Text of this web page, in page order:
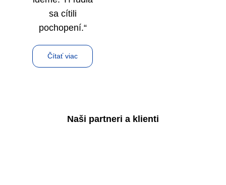
sa cítili
pochopení.“
Čítať viac
Naši partneri a klienti